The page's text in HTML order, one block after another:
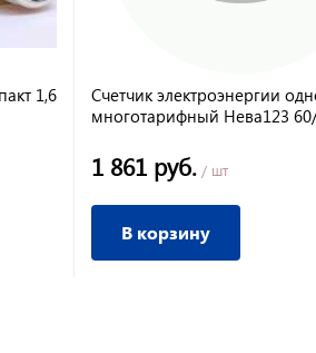
1,6
Счетчик электроэнергии
многотарифный Нева123
1 861 руб. / шт
В корзину